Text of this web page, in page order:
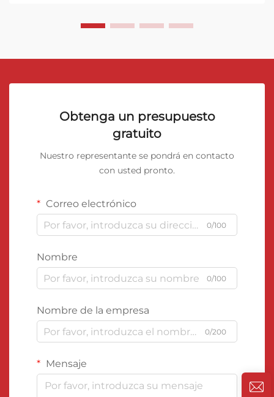
Obtenga un presupuesto
gratuito
Nuestro representante se pondrá en contacto
con usted pronto.
Correo electrónico
0/100
Nombre
0/100
Nombre de la empresa
0/200
Mensaje